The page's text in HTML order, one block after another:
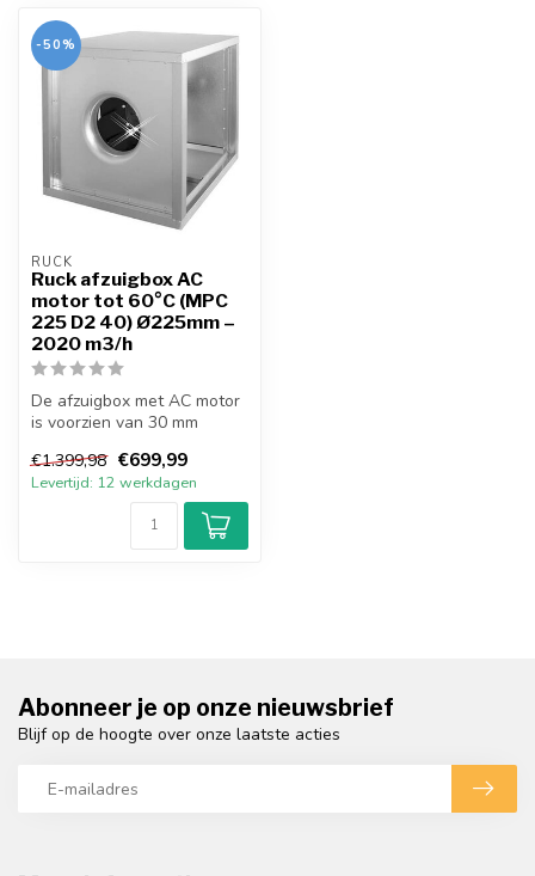
-50%
RUCK
Ruck afzuigbox AC
motor tot 60°C (MPC
225 D2 40) Ø225mm –
2020 m3/h
De afzuigbox met AC motor
is voorzien van 30 mm
el...
€1.399,98 €699,99
Levertijd: 12 werkdagen
Abonneer je op onze nieuwsbrief
Blijf op de hoogte over onze laatste acties